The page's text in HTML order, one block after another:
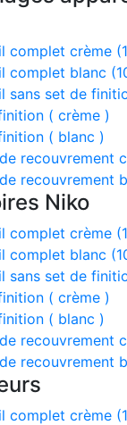
complet crème
complet blanc
sans set de
( crème )
( blanc )
recouvrement
recouvrement
Niko
complet crème
complet blanc
sans set de
( crème )
( blanc )
recouvrement
recouvrement
complet crème